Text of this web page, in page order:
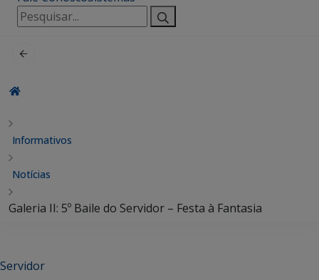
Pesquisar
por:
Informativos
Notícias
Galeria II: 5º Baile do Servidor – Festa à Fantasia
Servidor